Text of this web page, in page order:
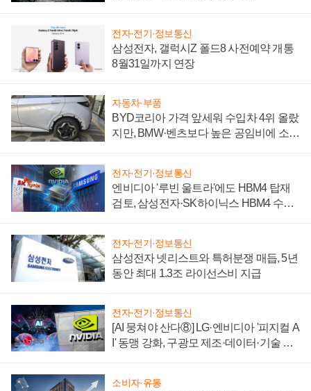
전자·전기·정보통신
삼성전자, 갤럭시Z 폴드8 사전예약 개통
8월31일까지 연장
자동차·부품
BYD코리아 가격 앞세워 수입차 4위 올랐
지만, BMW·벤츠보다 높은 공임비에 소비
전자·전기·정보통신
엔비디아 '루빈 울트라'에도 HBM4 탑재
검토, 삼성전자·SK하이닉스 HBM4 수율
전자·전기·정보통신
삼성전자 넷리스트와 특허분쟁 매듭, 5년
동안 최대 1.3조 라이선스비 지급
전자·전기·정보통신
[AI 뭉쳐야 산다⑧] LG·엔비디아 '피지컬 A
I' 동맹 강화, 구광모 제조·데이터·기술 결
소비자·유통